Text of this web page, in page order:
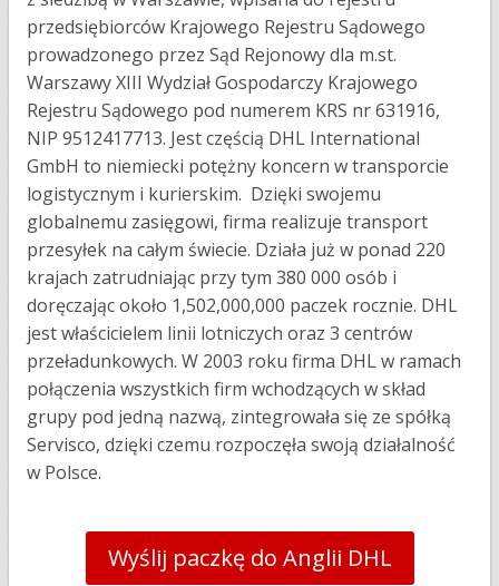
przedsiębiorców Krajowego Rejestru Sądowego
prowadzonego przez Sąd Rejonowy dla m.st.
Warszawy XIII Wydział Gospodarczy Krajowego
Rejestru Sądowego pod numerem KRS nr 631916,
NIP 9512417713. Jest częścią DHL International
GmbH to niemiecki potężny koncern w transporcie
logistycznym i kurierskim. Dzięki swojemu
globalnemu zasięgowi, firma realizuje transport
przesyłek na całym świecie. Działa już w ponad 220
krajach zatrudniając przy tym 380 000 osób i
doręczając około 1,502,000,000 paczek rocznie. DHL
jest właścicielem linii lotniczych oraz 3 centrów
przeładunkowych. W 2003 roku firma DHL w ramach
połączenia wszystkich firm wchodzących w skład
grupy pod jedną nazwą, zintegrowała się ze spółką
Servisco, dzięki czemu rozpoczęła swoją działalność
w Polsce.
Wyślij paczkę do Anglii DHL